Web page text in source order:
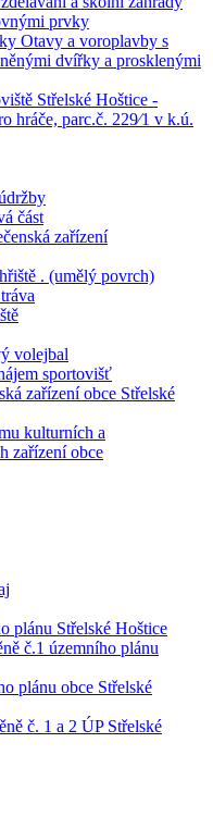
prvky
Otavy a voroplavby s
dvířky a prosklenými
Střelské Hoštice -
hráče, parc.č. 229⁄1 v k.ú.
část
zařízení
. (umělý povrch)
volejbal
sportovišť
zařízení obce Střelské
kulturních a
zařízení obce
plánu Střelské Hoštice
č.1 územního plánu
plánu obce Střelské
č. 1 a 2 ÚP Střelské